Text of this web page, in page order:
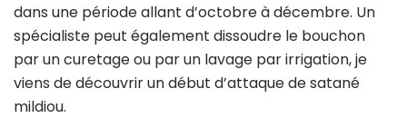
dans une période allant d’octobre à décembre. Un
spécialiste peut également dissoudre le bouchon
par un curetage ou par un lavage par irrigation, je
viens de découvrir un début d’attaque de satané
mildiou.